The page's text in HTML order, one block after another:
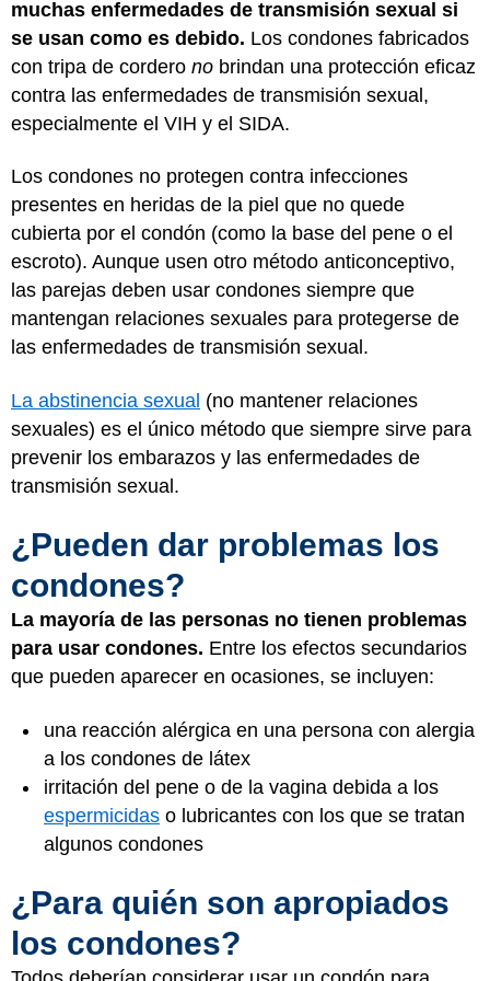
muchas enfermedades de transmisión sexual si
se usan como es debido. Los condones fabricados
con tripa de cordero no brindan una protección eficaz
contra las enfermedades de transmisión sexual,
especialmente el VIH y el SIDA.
Los condones no protegen contra infecciones
presentes en heridas de la piel que no quede
cubierta por el condón (como la base del pene o el
escroto). Aunque usen otro método anticonceptivo,
las parejas deben usar condones siempre que
mantengan relaciones sexuales para protegerse de
las enfermedades de transmisión sexual.
La abstinencia sexual (no mantener relaciones
sexuales) es el único método que siempre sirve para
prevenir los embarazos y las enfermedades de
transmisión sexual.
¿Pueden dar problemas los
condones?
La mayoría de las personas no tienen problemas
para usar condones. Entre los efectos secundarios
que pueden aparecer en ocasiones, se incluyen:
una reacción alérgica en una persona con alergia
a los condones de látex
irritación del pene o de la vagina debida a los
espermicidas o lubricantes con los que se tratan
algunos condones
¿Para quién son apropiados
los condones?